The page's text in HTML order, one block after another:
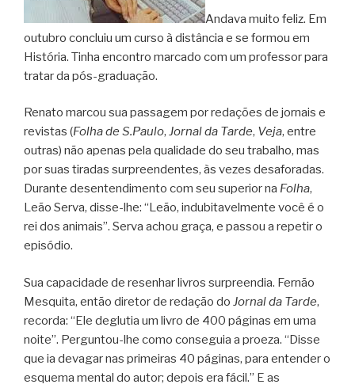
Andava muito feliz. Em
outubro concluiu um curso à distância e se formou em
História. Tinha encontro marcado com um professor para
tratar da pós-graduação.
Renato marcou sua passagem por redações de jornais e
revistas (Folha de S.Paulo, Jornal da Tarde, Veja, entre
outras) não apenas pela qualidade do seu trabalho, mas
por suas tiradas surpreendentes, às vezes desaforadas.
Durante desentendimento com seu superior na Folha,
Leão Serva, disse-lhe: “Leão, indubitavelmente você é o
rei dos animais”. Serva achou graça, e passou a repetir o
episódio.
Sua capacidade de resenhar livros surpreendia. Fernão
Mesquita, então diretor de redação do Jornal da Tarde,
recorda: “Ele deglutia um livro de 400 páginas em uma
noite”. Perguntou-lhe como conseguia a proeza. “Disse
que ia devagar nas primeiras 40 páginas, para entender o
esquema mental do autor; depois era fácil.” E as